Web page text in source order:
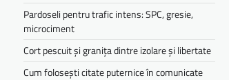
Pardoseli pentru trafic intens: SPC, gresie,
microciment
Cort pescuit și granița dintre izolare și libertate
Cum folosești citate puternice în comunicate